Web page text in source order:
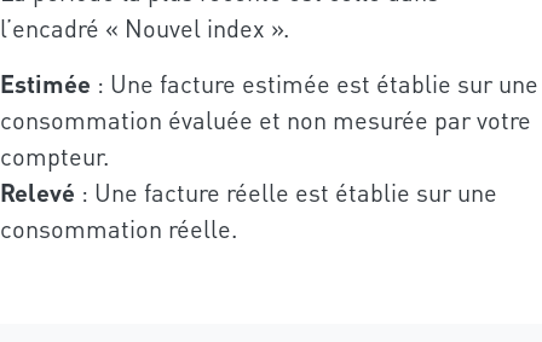
l’encadré « Nouvel index ».
Estimée : Une facture estimée est établie sur une
consommation évaluée et non mesurée par votre
compteur.
Relevé : Une facture réelle est établie sur une
consommation réelle.